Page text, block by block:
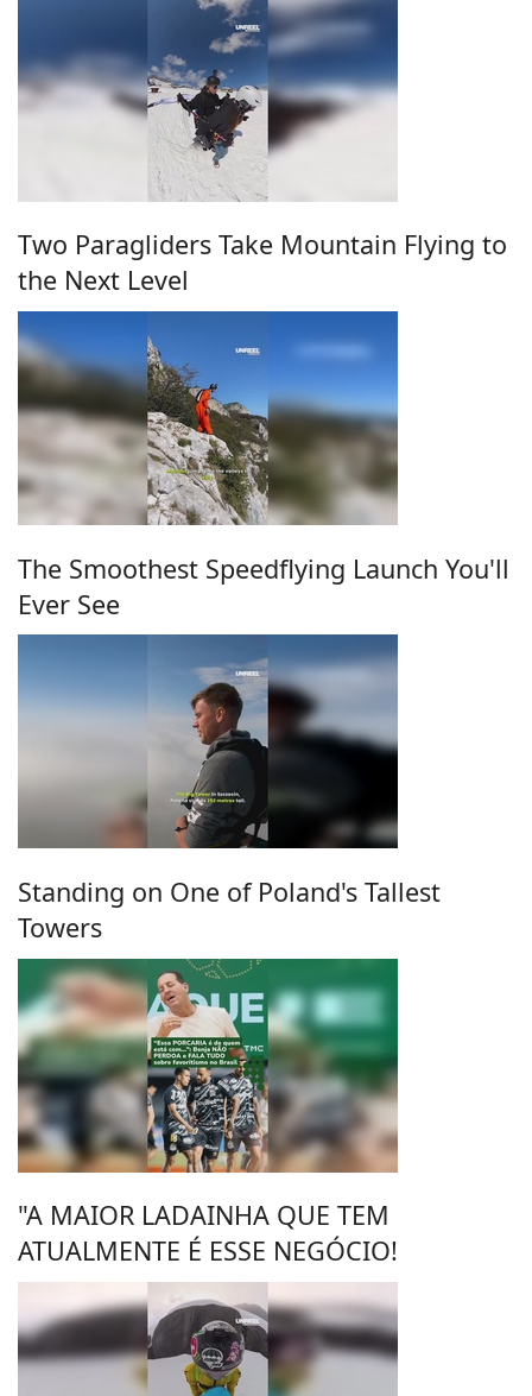
Two Paragliders Take Mountain Flying to
the Next Level
The Smoothest Speedflying Launch You'll
Ever See
Standing on One of Poland's Tallest
Towers
"A MAIOR LADAINHA QUE TEM
ATUALMENTE É ESSE NEGÓCIO!